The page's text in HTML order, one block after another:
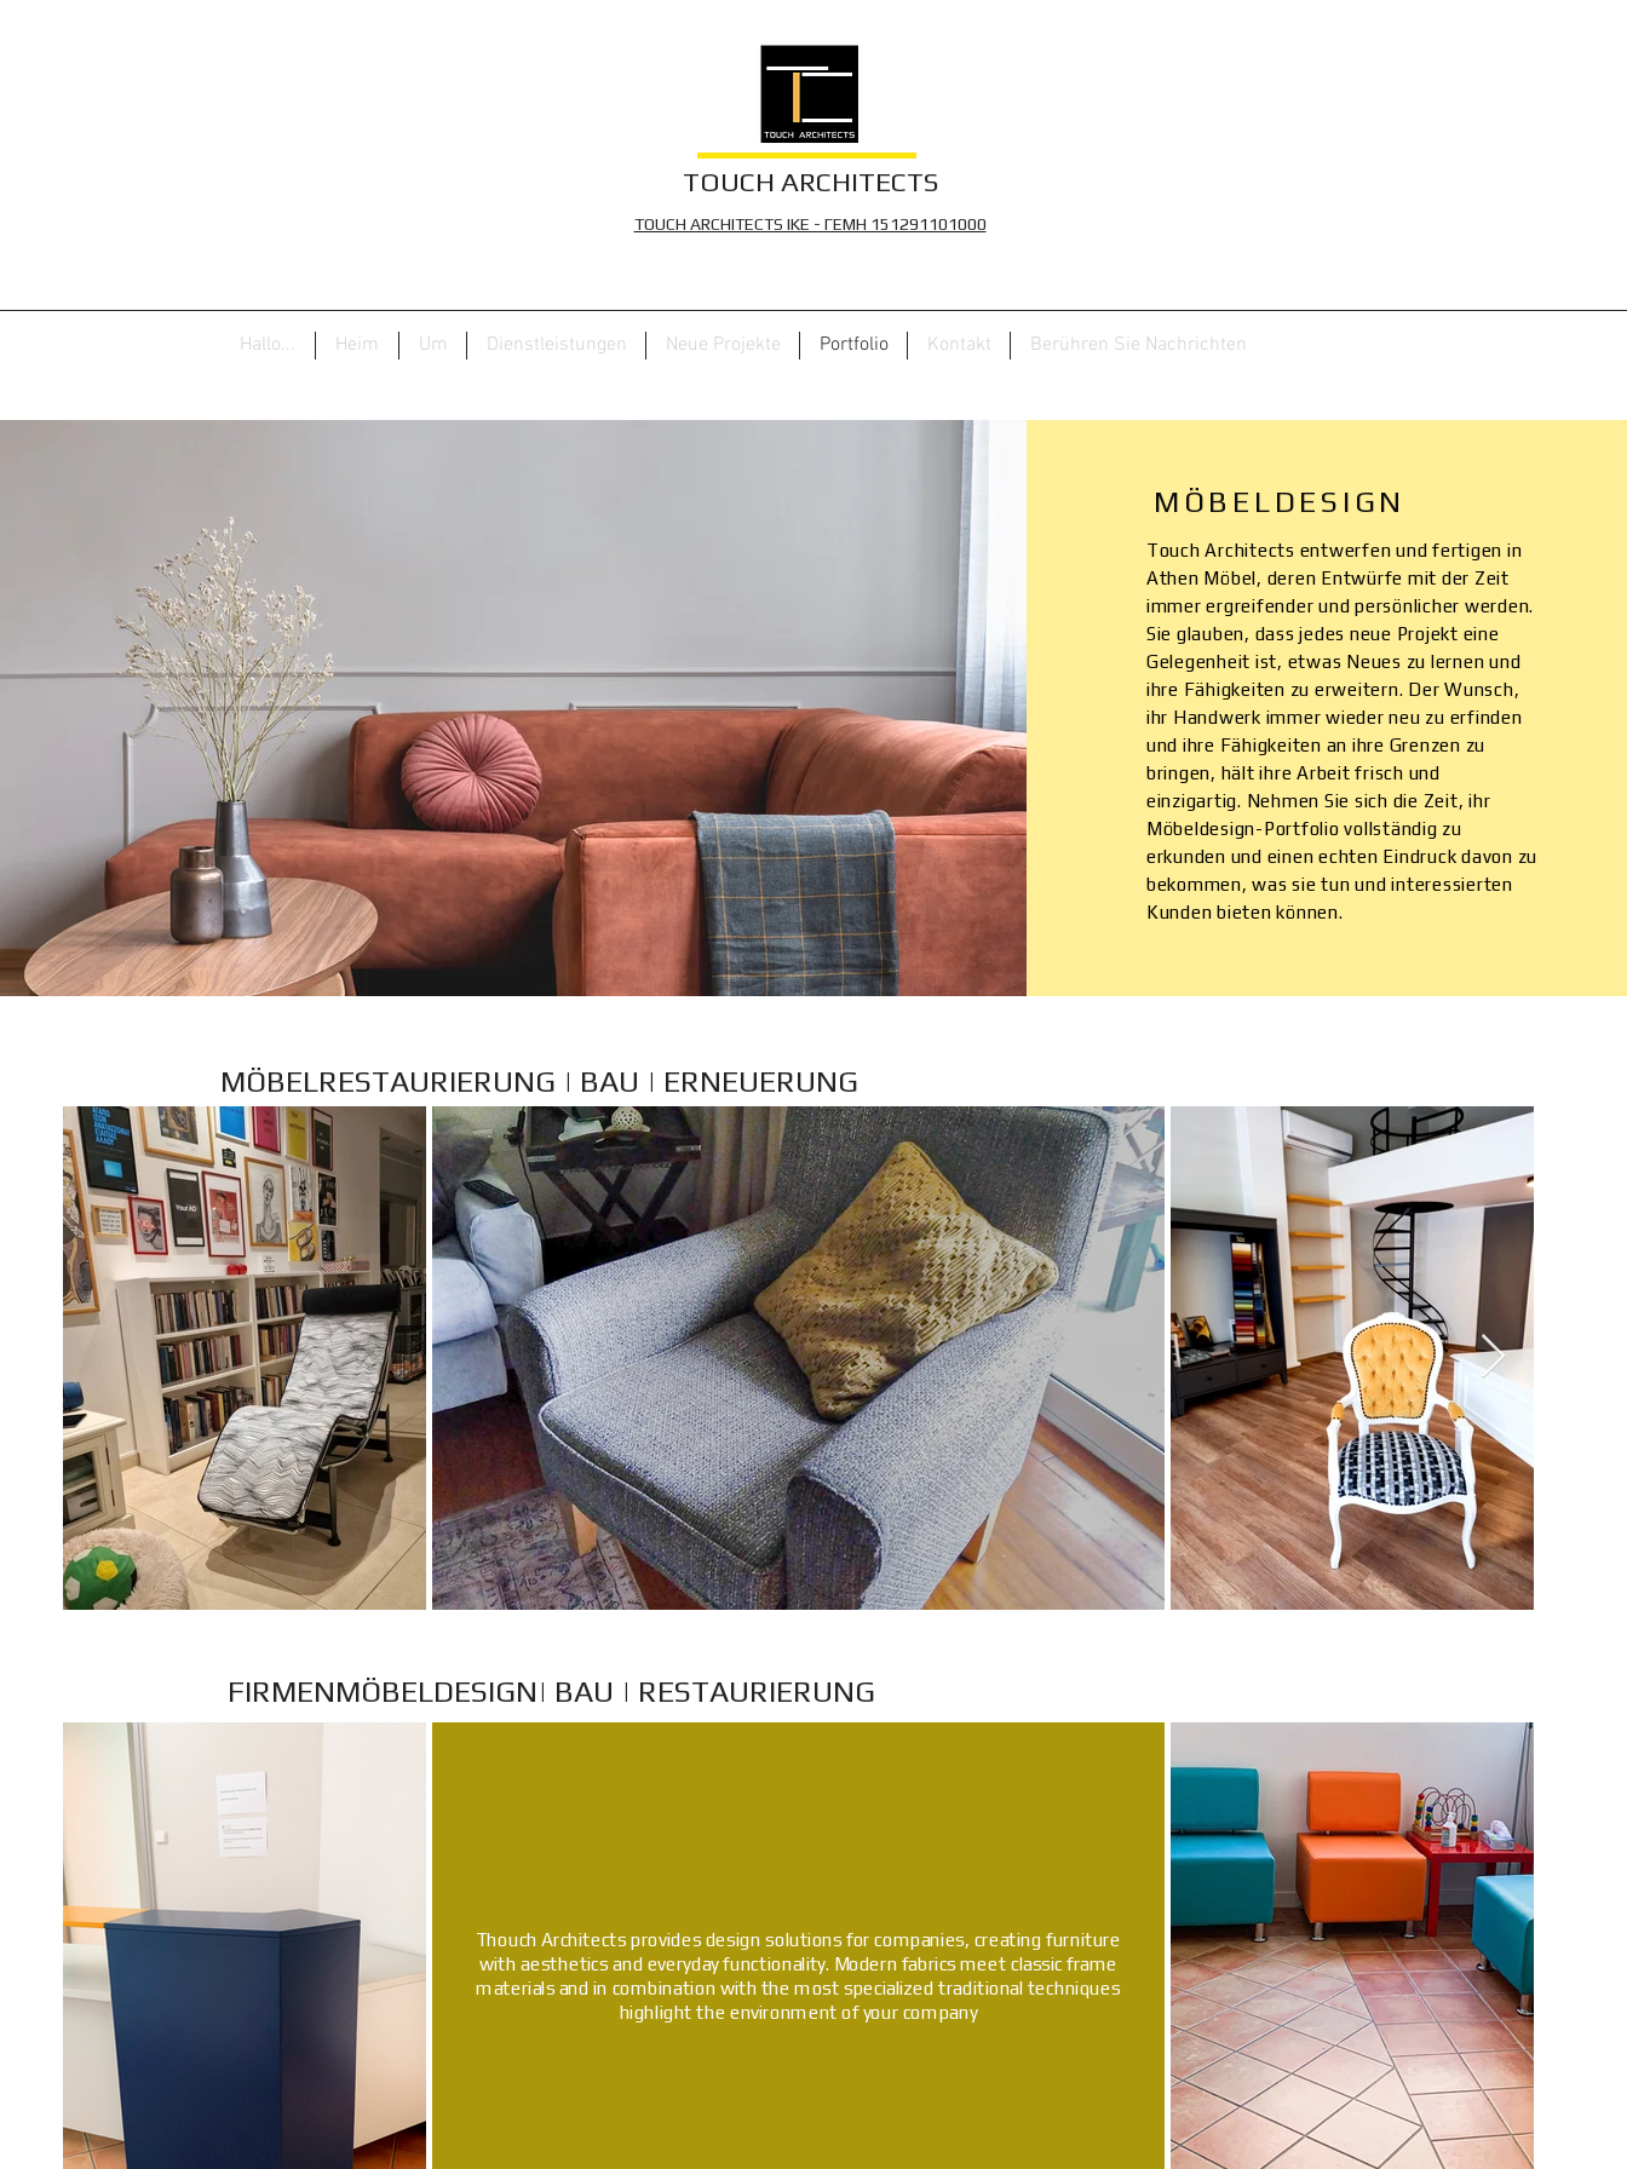
TOUCH ARCHITECTS
TOUCH ARCHITECTS IKE - ΓΕΜΗ 151291101000
Hallo... Heim Um Dienstleistungen Neue Projekte Portfolio Kontakt Berühren Sie Nachrichten
MÖBELDESIGN
Touch Architects entwerfen und fertigen in
Athen Möbel, deren Entwürfe mit der Zeit
immer ergreifender und persönlicher werden.
Sie glauben, dass jedes neue Projekt eine
Gelegenheit ist, etwas Neues zu lernen und
ihre Fähigkeiten zu erweitern. Der Wunsch,
ihr Handwerk immer wieder neu zu erfinden
und ihre Fähigkeiten an ihre Grenzen zu
bringen, hält ihre Arbeit frisch und
einzigartig. Nehmen Sie sich die Zeit, ihr
Möbeldesign-Portfolio vollständig zu
erkunden und einen echten Eindruck davon zu
bekommen, was sie tun und interessierten
Kunden bieten können.
MÖBELRESTAURIERUNG | BAU | ERNEUERUNG
FIRMENMÖBELDESIGN| BAU | RESTAURIERUNG
Thouch Architects provides design solutions for companies, creating furniture
with aesthetics and everyday functionality. Modern fabrics meet classic frame
materials and in combination with the most specialized traditional techniques
highlight the environment of your company